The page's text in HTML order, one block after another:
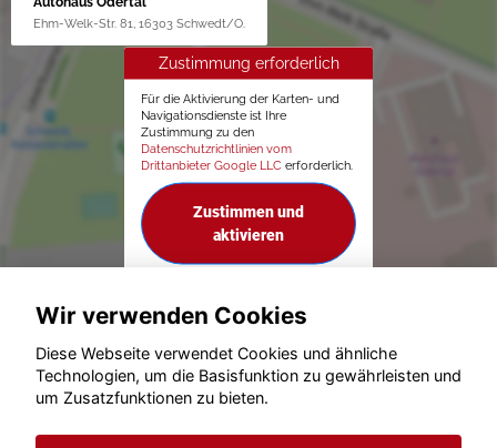
Ehm-Welk-Str. 81, 16303 Schwedt/O.
Zustimmung erforderlich
Für die Aktivierung der Karten- und
Navigationsdienste ist Ihre
Zustimmung zu den
Datenschutzrichtlinien vom
Drittanbieter Google LLC erforderlich.
Zustimmen und
aktivieren
© konjunkturmotor.de GmbH 2020 - 2026
Wir verwenden Cookies
Diese Webseite verwendet Cookies und ähnliche
Technologien, um die Basisfunktion zu gewährleisten und
um Zusatzfunktionen zu bieten.